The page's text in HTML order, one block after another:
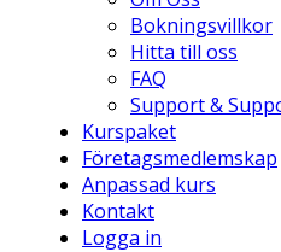
Bokningsvillkor
Hitta till oss
FAQ
Support &
Kurspaket
Företagsmedlemskap
Anpassad kurs
Kontakt
Logga in